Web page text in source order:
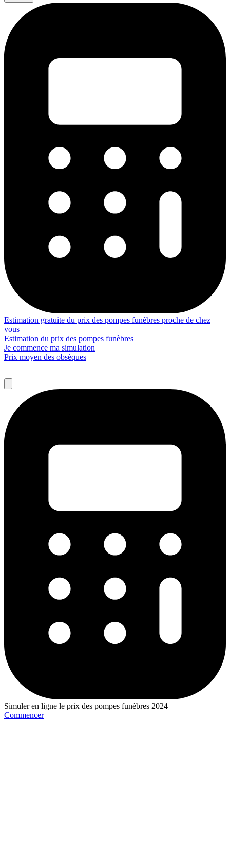
Estimation gratuite du prix des pompes funèbres proche de chez
vous
Estimation du prix des pompes funèbres
Je commence ma simulation
Prix moyen des obsèques
Simuler en ligne le prix des pompes funèbres 2024
Commencer